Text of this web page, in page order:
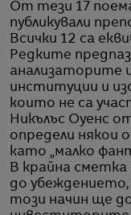
От тези 17
публикували
Всички 12 са
Редките
анализаторите
институции и
които не са
Никълъс Оуенс
определи някои
като „малко
В крайна
до
този начин ще